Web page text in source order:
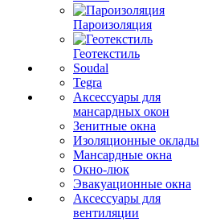
Пароизоляция
Геотекстиль
Soudal
Tegra
Аксессуары для
мансардных окон
Зенитные окна
Изоляционные оклады
Мансардные окна
Окно-люк
Эвакуационные окна
Аксессуары для
вентиляции